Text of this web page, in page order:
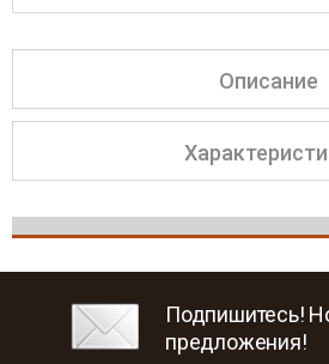
Описание
Подпишитесь!
предложения!